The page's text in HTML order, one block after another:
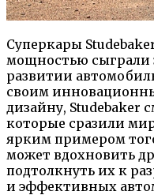
Суперкары
мощностью сыграли
развитии
своим
дизайну, Studebaker
которые сразили
ярким примером
может вдохновить
подтолкнуть их к
и эффективных